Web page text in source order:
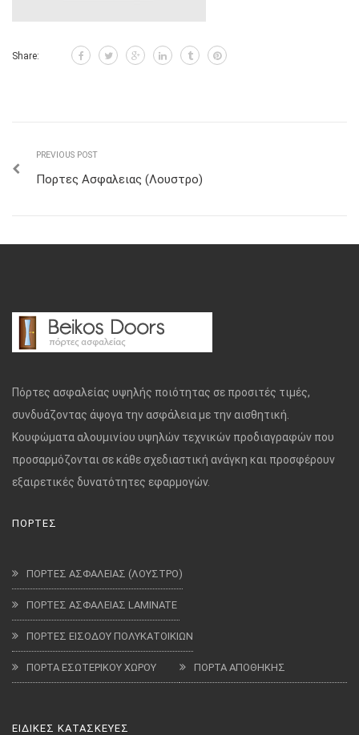
Share:
PREVIOUS POST
Πορτες Ασφαλειας (Λουστρο)
Πόρτες ασφαλείας υψηλής ποιότητας σε προσιτές τιμές,
συνδυάζοντας άψογα την ασφάλεια με την αισθητική.
Κουφώματα αλουμινίου υψηλών τεχνικών προδιαγραφών που
προσαρμόζονται σε κάθε σχεδιαστική ανάγκη και προσφέρουν
εξαιρετικές δυνατότητες εφαρμογών.
ΠΟΡΤΕΣ
ΠΟΡΤΕΣ ΑΣΦΑΛΕΙΑΣ (ΛΟΥΣΤΡΟ)
ΠΟΡΤΕΣ ΑΣΦΑΛΕΙΑΣ LAMINATE
ΠΟΡΤΕΣ ΕΙΣΟΔΟΥ ΠΟΛΥΚΑΤΟΙΚΙΩΝ
ΠΟΡΤΑ ΕΣΩΤΕΡΙΚΟΥ ΧΩΡΟΥ ΠΟΡΤΑ ΑΠΟΘΗΚΗΣ
ΕΙΔΙΚΕΣ ΚΑΤΑΣΚΕΥΕΣ